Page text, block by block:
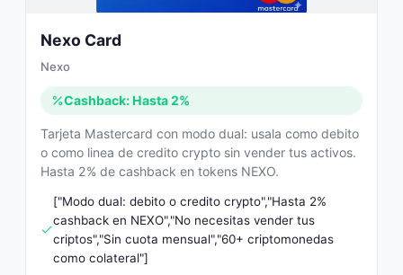
Nexo Card
Nexo
Cashback: Hasta 2%
Tarjeta Mastercard con modo dual: usala como debito
o como linea de credito crypto sin vender tus activos.
Hasta 2% de cashback en tokens NEXO.
["Modo dual: debito o credito crypto","Hasta 2%
cashback en NEXO","No necesitas vender tus
criptos","Sin cuota mensual","60+ criptomonedas
como colateral"]